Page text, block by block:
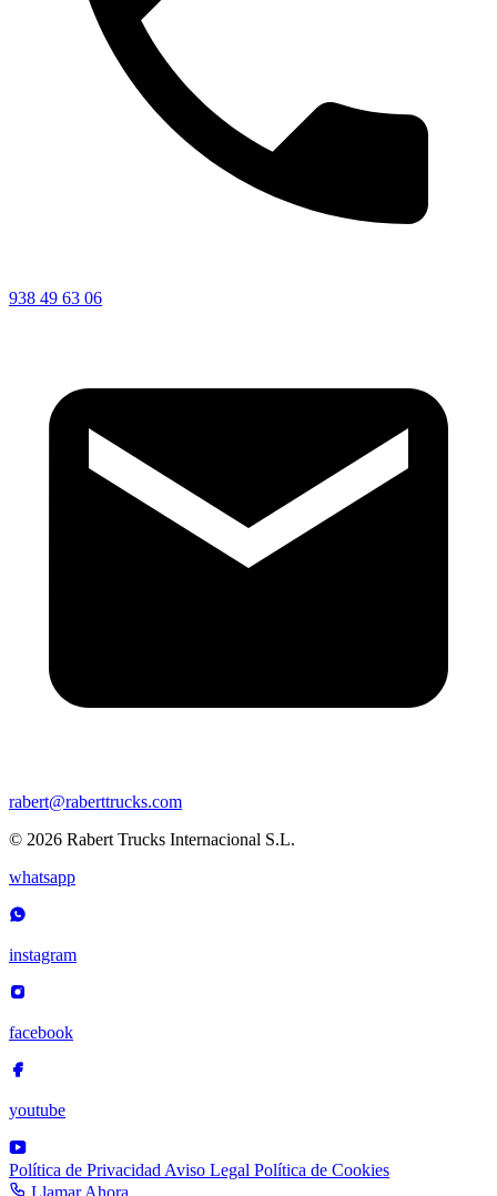
938 49 63 06
rabert@raberttrucks.com
© 2026 Rabert Trucks Internacional S.L.
whatsapp
instagram
facebook
youtube
Política de Privacidad Aviso Legal Política de Cookies
Llamar Ahora